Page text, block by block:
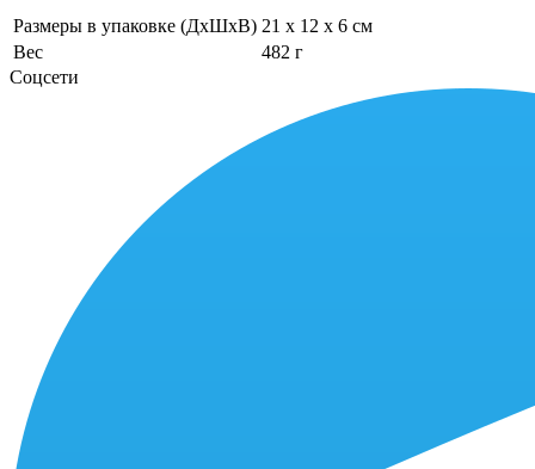
Размеры в упаковке (ДхШхВ) 21 x 12 x 6 см
Вес
482 г
Соцсети